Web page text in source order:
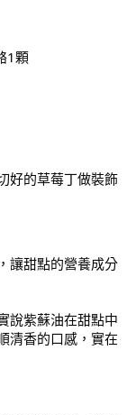
1顆
好的草莓丁做裝飾
，讓甜點的營養成分
說紫蘇油在甜點中
清香的口感，實在